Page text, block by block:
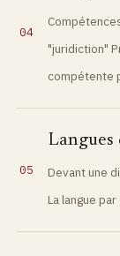
04
"juridiction"
compétente
05
Langues
Devant une
La langue